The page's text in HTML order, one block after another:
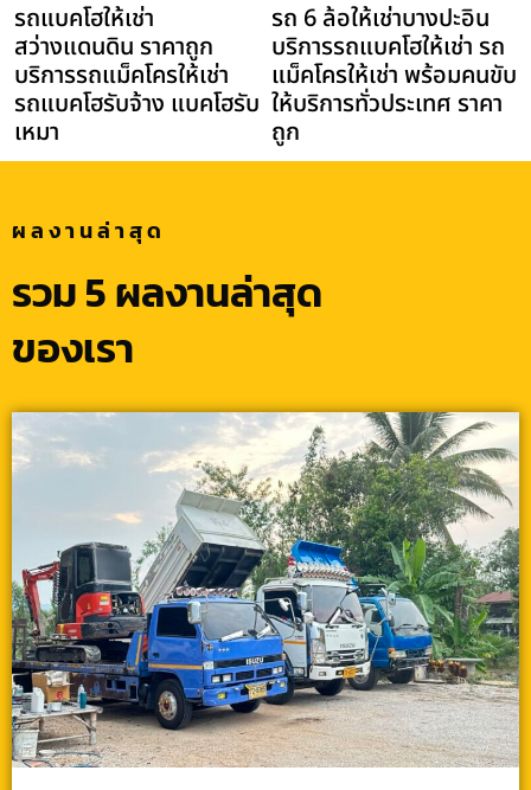
รถแบคโฮให้เช่า
สว่างแดนดิน ราคาถูก
บริการรถแม็คโครให้เช่า
รถแบคโฮรับจ้าง แบคโฮรับ
เหมา
รถ 6 ล้อให้เช่าบางปะอิน
บริการรถแบคโฮให้เช่า รถ
แม็คโครให้เช่า พร้อมคนขับ
ให้บริการทั่วประเทศ ราคา
ถูก
ผลงานล่าสุด
รวม 5 ผลงานล่าสุด
ของเรา